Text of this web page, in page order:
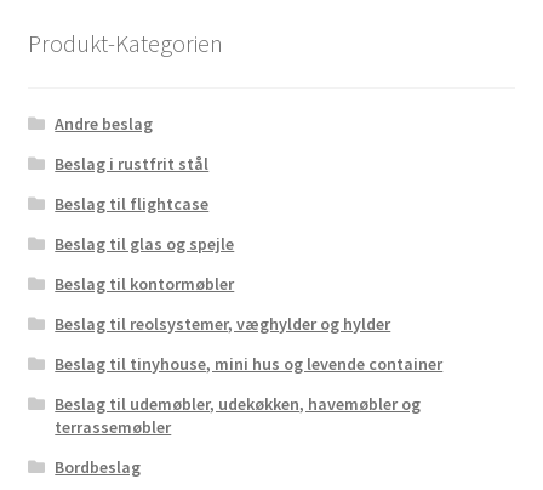
Produkt-Kategorien
Andre beslag
Beslag i rustfrit stål
Beslag til flightcase
Beslag til glas og spejle
Beslag til kontormøbler
Beslag til reolsystemer, væghylder og hylder
Beslag til tinyhouse, mini hus og levende container
Beslag til udemøbler, udekøkken, havemøbler og
terrassemøbler
Bordbeslag